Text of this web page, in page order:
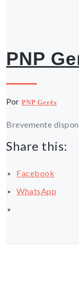
PNP
Por PNP Gerês
Brevemente
Share this:
Facebook
WhatsApp